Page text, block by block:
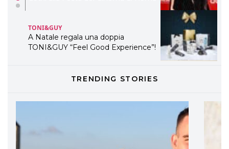
TONI&GUY
A Natale regala una doppia
TONI&GUY “Feel Good Experience”!
LABEL.M lancia la sua innovativa ed
professionali
Davines presenta cofanetti beauty
TRENDING STORIES